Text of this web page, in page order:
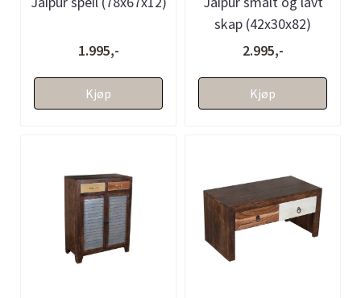
1.995,-
Kjøp
skap (42x30x82)
2.995,-
Kjøp